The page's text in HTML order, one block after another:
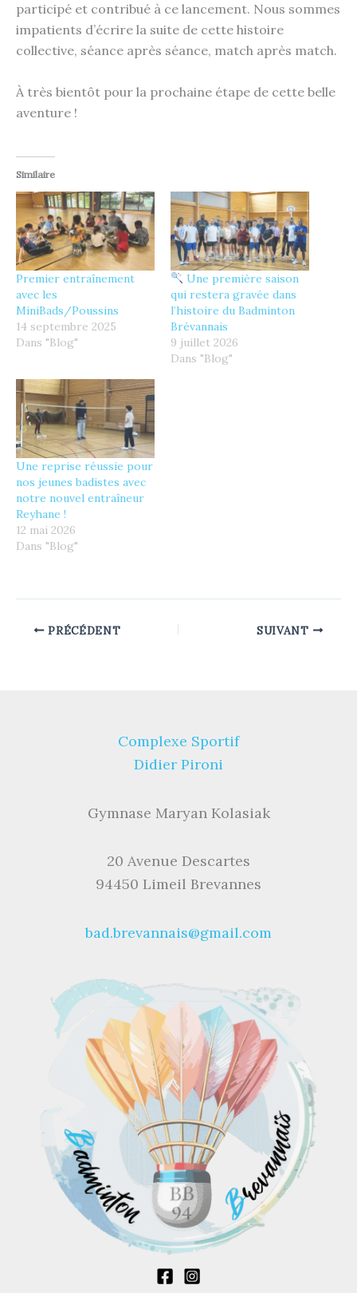
participé et contribué à ce lancement. Nous sommes
impatients d’écrire la suite de cette histoire
collective, séance après séance, match après match.
À très bientôt pour la prochaine étape de cette belle
aventure !
Similaire
Premier entraînement
avec les
MiniBads/Poussins
14 septembre 2025
Dans "Blog"
Une première saison
qui restera gravée dans
l’histoire du Badminton
Brévannais
9 juillet 2026
Dans "Blog"
Une reprise réussie pour
nos jeunes badistes avec
notre nouvel entraîneur
Reyhane !
12 mai 2026
Dans "Blog"
PRÉCÉDENT SUIVANT
Complexe Sportif
Didier Pironi
Gymnase Maryan Kolasiak
20 Avenue Descartes
94450 Limeil Brevannes
bad.brevannais@gmail.com